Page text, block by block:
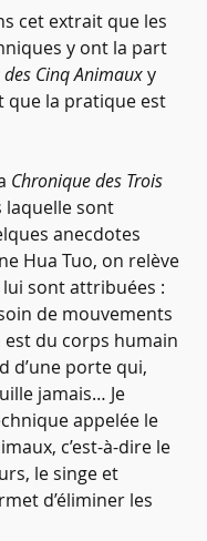
cet extrait que les
y ont la part
des Cinq Animaux y
que la pratique est
Chronique des Trois
laquelle sont
anecdotes
Hua Tuo, on relève
sont attribuées :
de mouvements
du corps humain
d’une porte qui,
jamais… Je
appelée le
c’est-à-dire le
le singe et
d’éliminer les